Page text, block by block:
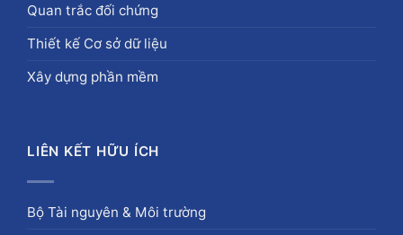
Quan trắc đối chứng
Thiết kế Cơ sở dữ liệu
Xây dựng phần mềm
LIÊN KẾT HỮU ÍCH
Bộ Tài nguyên & Môi trường